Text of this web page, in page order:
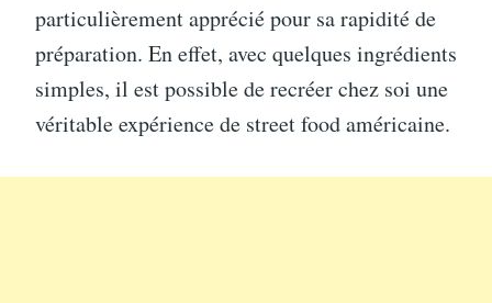
particulièrement apprécié pour sa rapidité de
préparation. En effet, avec quelques ingrédients
simples, il est possible de recréer chez soi une
véritable expérience de street food américaine.